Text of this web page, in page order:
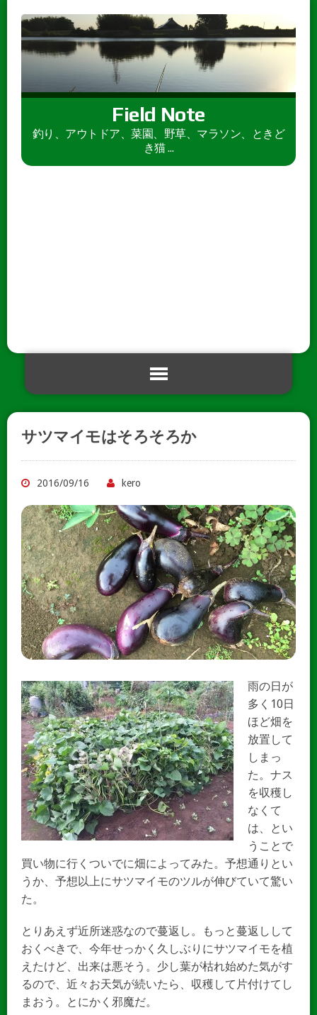
Field Note
釣り、アウトドア、菜園、野草、マラソン、ときど
き猫 ...
サツマイモはそろそろか
2016/09/16 kero
雨の日が
多く10日
ほど畑を
放置して
しまっ
た。ナス
を収穫し
なくて
は、とい
うことで
買い物に行くついでに畑によってみた。予想通りとい
うか、予想以上にサツマイモのツルが伸びていて驚い
た。
とりあえず近所迷惑なので蔓返し。もっと蔓返しして
おくべきで、今年せっかく久しぶりにサツマイモを植
えたけど、出来は悪そう。少し葉が枯れ始めた気がす
るので、近々お天気が続いたら、収穫して片付けてし
まおう。とにかく邪魔だ。